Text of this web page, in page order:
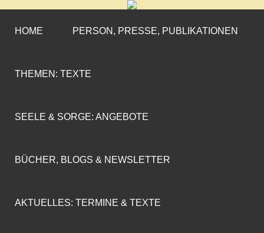
CORNELIA COENEN-
MARX
»ENGAGEMENT MIT PROFIL«
HOME PERSON, PRESSE, PUBLIKATIONEN
THEMEN: TEXTE
SEELE & SORGE: ANGEBOTE
BÜCHER, BLOGS & NEWSLETTER
AKTUELLES: TERMINE & TEXTE